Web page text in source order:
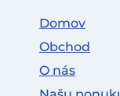
Domov
Obchod
O nás